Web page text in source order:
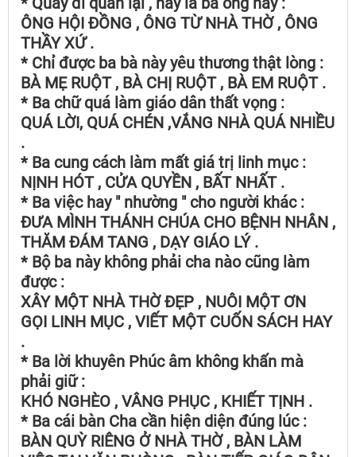
ÔNG HỘI ĐỒNG , ÔNG TỪ NHÀ THỜ , ÔNG
THẦY XỨ .
* Chỉ được ba bà này yêu thương thật lòng :
BÀ MẸ RUỘT , BÀ CHỊ RUỘT , BÀ EM RUỘT .
* Ba chữ quá làm giáo dân thất vọng :
QUÁ LỜI, QUÁ CHÉN ,VẮNG NHÀ QUÁ NHIỀU
.
* Ba cung cách làm mất giá trị linh mục :
NỊNH HÓT , CỬA QUYỀN , BẤT NHẤT .
* Ba việc hay " nhường " cho người khác :
ĐƯA MÌNH THÁNH CHÚA CHO BỆNH NHÂN ,
THĂM ĐÁM TANG , DẠY GIÁO LÝ .
* Bộ ba này không phải cha nào cũng làm
được :
XÂY MỘT NHÀ THỜ ĐẸP , NUÔI MỘT ƠN
GỌI LINH MỤC , VIẾT MỘT CUỐN SÁCH HAY
.
* Ba lời khuyên Phúc âm không khấn mà
phải giữ :
KHÓ NGHÈO , VÂNG PHỤC , KHIẾT TỊNH .
* Ba cái bàn Cha cần hiện diện đúng lúc :
BÀN QUỲ RIÊNG Ở NHÀ THỜ , BÀN LÀM